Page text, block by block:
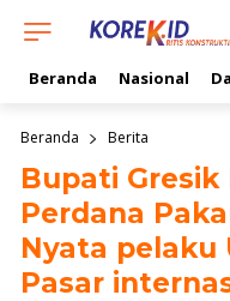
Beranda Nasional
Beranda Berita
Bupati Gresik
Perdana
Nyata pelaku
Pasar